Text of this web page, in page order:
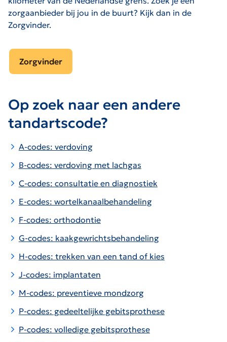
zorgaanbieder bij jou in de buurt? Kijk dan in de
Zorgvinder.
Zorgvinder
Op zoek naar een andere
tandartscode?
A-codes: verdoving
B-codes: verdoving met lachgas
C-codes: consultatie en diagnostiek
E-codes: wortelkanaalbehandeling
F-codes: orthodontie
G-codes: kaakgewrichtsbehandeling
H-codes: trekken van een tand of kies
J-codes: implantaten
M-codes: preventieve mondzorg
P-codes: gedeeltelijke gebitsprothese
P-codes: volledige gebitsprothese